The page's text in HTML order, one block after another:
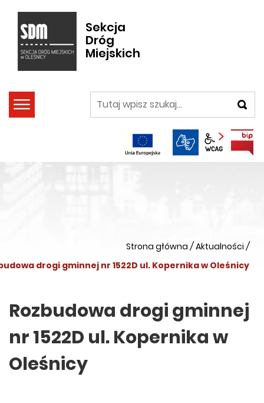
Sekcja
Dróg
Miejskich
szukaj
Panel
Strona główna / Aktualności /
drogi gminnej nr 1522D ul. Kopernika w Oleśnicy
Rozbudowa drogi gminnej
nr 1522D ul. Kopernika w
Oleśnicy